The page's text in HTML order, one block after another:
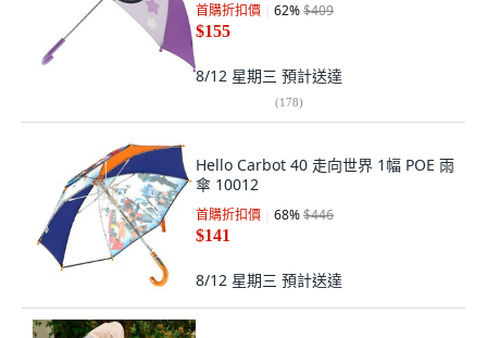
首購折扣價 62%$409
$155
8/12 星期三 預計送達
(178)
Hello Carbot 40 走向世界 1幅 POE 雨
傘 10012
首購折扣價 68%$446
$141
8/12 星期三 預計送達